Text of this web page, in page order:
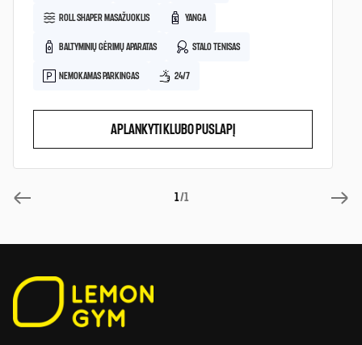
ROLL SHAPER MASAŽUOKLIS YANGA
BALTYMINIŲ GĖRIMŲ APARATAS STALO TENISAS
NEMOKAMAS PARKINGAS 24/7
APLANKYTI KLUBO PUSLAPĮ
1/1